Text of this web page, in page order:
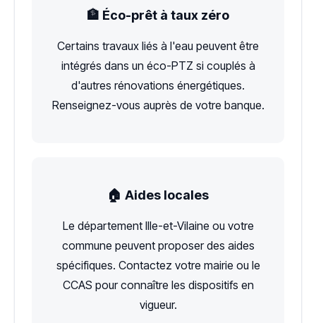
🏦 Éco-prêt à taux zéro
Certains travaux liés à l'eau peuvent être
intégrés dans un éco-PTZ si couplés à
d'autres rénovations énergétiques.
Renseignez-vous auprès de votre banque.
🏠 Aides locales
Le département Ille-et-Vilaine ou votre
commune peuvent proposer des aides
spécifiques. Contactez votre mairie ou le
CCAS pour connaître les dispositifs en
vigueur.